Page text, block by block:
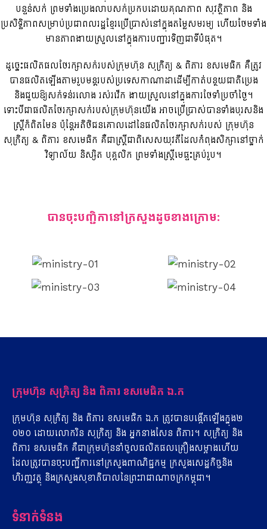
បន្ទន់សក់ ព្រមទាំងប្រេងលាបសក់ប្រកបដោយគុណភាព សុវត្ថិភាព និង
ប្រសិទ្ធិភាពសម្រាប់ប្រជាពលរដ្ឋខ្មែរប្រើប្រាស់នៅក្នុងតម្លៃសមរម្យ ហើយថែមទាំង
មានភាពងាយស្រួលនៅក្នុងការបញ្ជារទិញជាទីបំផុត។
ដូច្នេះផលិតផលថែរក្សាសក់របស់ក្រុមហ៊ុន សុក្រិត្យ & ពិភារ ខសមេធិក គឺត្រូវ
បានផលិតឡើងតាមរូបមន្តរបស់ប្រទេសកាណាដាដើម្បីកាត់បន្ថយជាតិប្រេង
និងជួយឱ្យសក់ទន់រលោង រស់រវើក ងាយស្រួលនៅក្នុងការថែទាំប្រចាំថ្ងៃ។
ទោះបីជាផលិតថែរក្សាសក់របស់ក្រុមហ៊ុនយើង អាចប្រើប្រាស់បានទាំងបុរសនិង
ស្ត្រីក៏ពិតមែន ប៉ុន្តែអតិថិជនគោលដៅនៃផលិតថែរក្សាសក់របស់ ក្រុមហ៊ុន
សុក្រិត្យ & ពិភារ ខសមេធិក គឺជាស្រ្តីជាពិសេសយុវតីដែលកំពុងសិក្សានៅថ្នាក់
វិទ្យាល័យ និស្សិត បុគ្គលិក ព្រមទាំងស្រ្តីមេផ្ទះគ្រប់រូប។
បានចុះបញ្ជិកានៅក្រសួងដូចខាងក្រោម:
ក្រុមហ៊ុន​ សុ​ក្រិត្យ​ ​និង​ ពិ​ភារ​ ​ខ​ស​មេ​ធិ​ក​ ​ឯ​.​ក
ក្រុមហ៊ុន​ សុ​ក្រិត្យ​ ​និង​ ពិ​ភារ​ ​ខ​ស​មេ​ធិ​ក​ ​ឯ​.ក​ ​ត្រូវ​បាន​បង្កើត​ឡើង​ក្នុង​២​
០​២​០​ ​ដោយ​លោក​រិន​ សុ​ក្រិត្យ​ ​និង​ ​អ្នកនាង​សែន​ ពិ​ភារ។​ សុក្រិត្យ​ ​និង​
ពិ​ភារ​ ​ខ​ស​មេ​ធិ​ក​ ​គឺជា​ក្រុមហ៊ុន​នាំចូល​ផលិតផល​គ្រឿង​ស​ម្អា​ង​ហើយ
ដែល​ត្រូវ​បាន​ចុះ​បញ្ជីការ​នៅ​ក្រសួង​ពាណិជ្ជកម្ម​ ​ក្រសួងសេដ្ឋកិច្ច​និង​
ហិរញ្ញវត្ថុ​ ​និង​ក្រសួងសុខាភិបាល​នៃ​ព្រះរាជាណាចក្រកម្ពុជា។
ទំនាក់ទំនង